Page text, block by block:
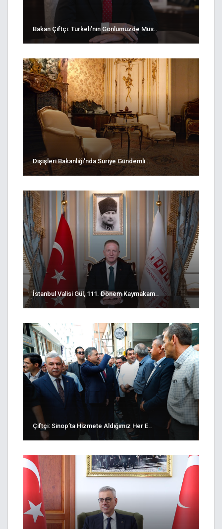
Bakan Çiftçi: Türkeli’nin Gönlümüzde Müs..
Dışişleri Bakanlığı'nda Suriye Gündemli ..
İstanbul Valisi Gül, 111. Dönem Kaymakam..
Çiftçi: Sinop’ta Hizmete Aldığımız Her E..